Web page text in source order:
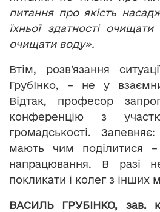
питання про якість
їхньої здатності очищати
очищати воду».
Втім, розв’язання
ГрубІнко, – не у
Відтак, професор
конференцію з
громадськості.
мають чим поділитися
напрацювання. В разі
покликати і колег з інших
ВАСИЛЬ ГРУБІНКО, зав.